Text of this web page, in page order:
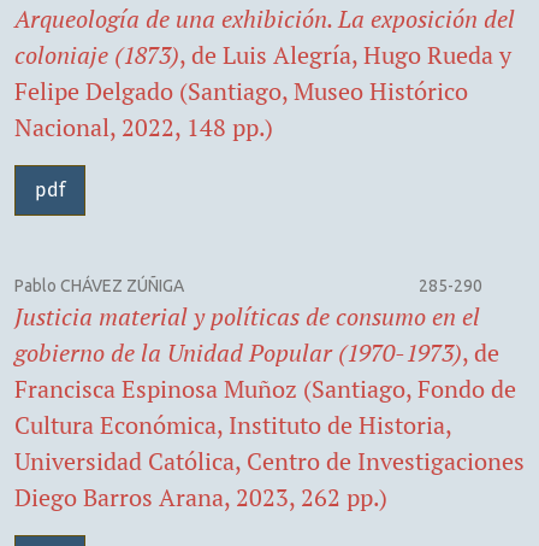
Arqueología de una exhibición. La exposición del
coloniaje (1873), de Luis Alegría, Hugo Rueda y
Felipe Delgado (Santiago, Museo Histórico
Nacional, 2022, 148 pp.)
pdf
Pablo CHÁVEZ ZÚÑIGA 285-290
Justicia material y políticas de consumo en el
gobierno de la Unidad Popular (1970-1973), de
Francisca Espinosa Muñoz (Santiago, Fondo de
Cultura Económica, Instituto de Historia,
Universidad Católica, Centro de Investigaciones
Diego Barros Arana, 2023, 262 pp.)